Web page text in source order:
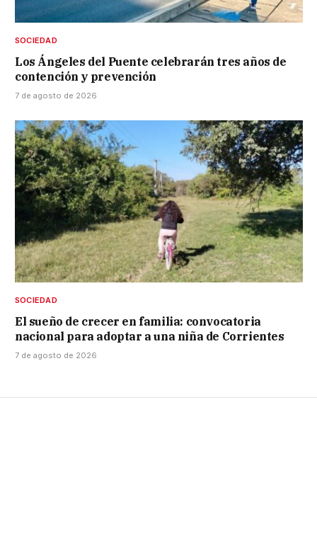
SOCIEDAD
Los Ángeles del Puente celebrarán tres años de
contención y prevención
7 de agosto de 2026
SOCIEDAD
El sueño de crecer en familia: convocatoria
nacional para adoptar a una niña de Corrientes
7 de agosto de 2026